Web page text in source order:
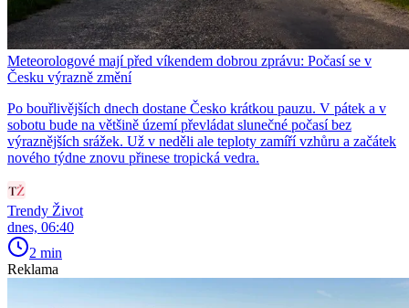
Meteorologové mají před víkendem dobrou zprávu: Počasí se v
Česku výrazně změní
Po bouřlivějších dnech dostane Česko krátkou pauzu. V pátek a v
sobotu bude na většině území převládat slunečné počasí bez
výraznějších srážek. Už v neděli ale teploty zamíří vzhůru a začátek
nového týdne znovu přinese tropická vedra.
Trendy Život
dnes, 06:40
2 min
Reklama